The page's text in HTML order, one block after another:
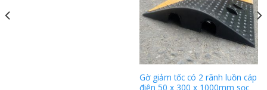
Gờ giảm tốc có 2 rãnh luồn cáp
điện 50 x 300 x 1000mm sọc